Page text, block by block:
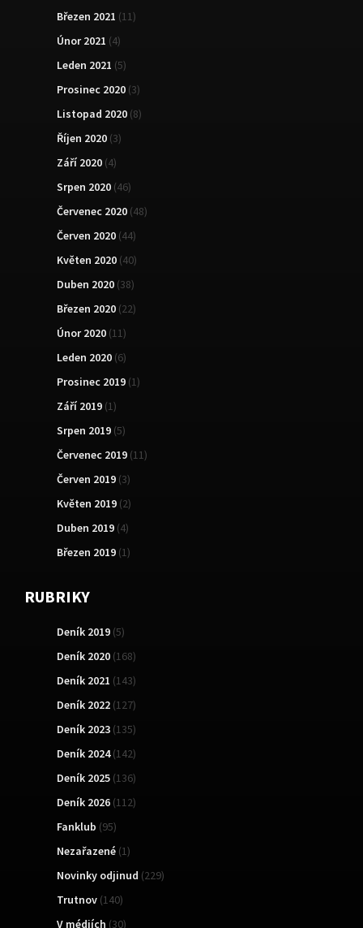
Březen 2021 (11)
Únor 2021 (4)
Leden 2021 (5)
Prosinec 2020 (3)
Listopad 2020 (8)
Říjen 2020 (3)
Září 2020 (4)
Srpen 2020 (46)
Červenec 2020 (48)
Červen 2020 (44)
Květen 2020 (40)
Duben 2020 (38)
Březen 2020 (22)
Únor 2020 (11)
Leden 2020 (6)
Prosinec 2019 (1)
Září 2019 (1)
Srpen 2019 (5)
Červenec 2019 (11)
Červen 2019 (3)
Květen 2019 (2)
Duben 2019 (4)
Březen 2019 (1)
RUBRIKY
Deník 2019 (5)
Deník 2020 (168)
Deník 2021 (143)
Deník 2022 (127)
Deník 2023 (135)
Deník 2024(142)
Deník 2025 (136)
Deník 2026 (112)
Fanklub (95)
Nezařazené (1)
Novinky odjinud (229)
Trutnov (140)
V médiích (30)